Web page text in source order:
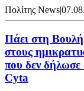
Πολίτης News|
Πάει στη Βουλή
στους
που δεν δήλωσε
Cyta